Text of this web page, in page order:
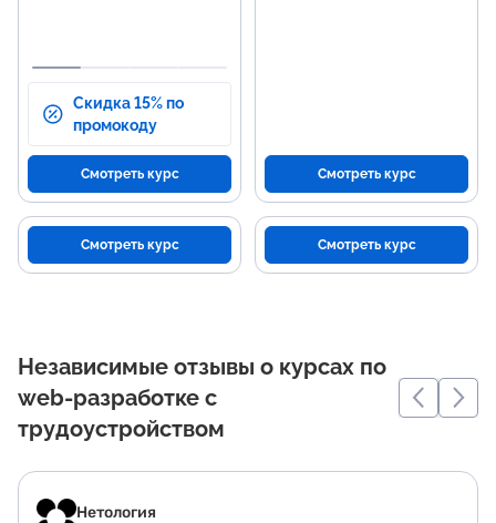
Скидка 15% по
промокоду
Смотреть курс Смотреть курс
Смотреть курс Смотреть курс
Независимые отзывы о курсах по
web-разработке с
трудоустройством
Нетология